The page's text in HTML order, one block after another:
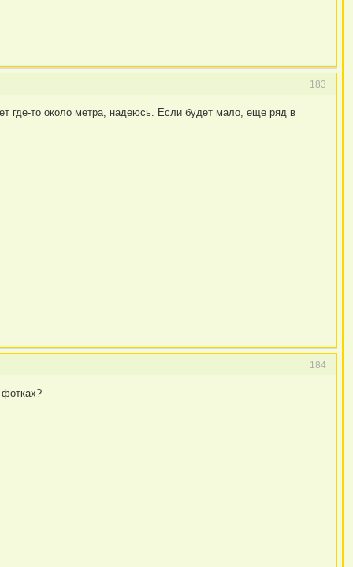
183
где-то около метра, надеюсь. Если будет мало, еще ряд в
184